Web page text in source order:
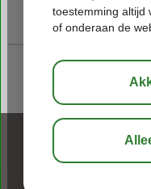
Kaart
BEL NU